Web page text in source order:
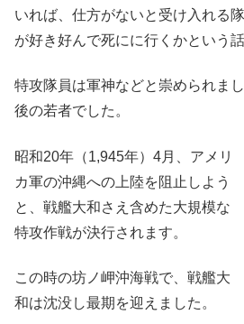
いれば、仕方がないと受け入れる
が好き好んで死にに行くかという話
特攻隊員は軍神などと崇められま
後の若者でした。
昭和20年（1,945年）4月、アメリ
カ軍の沖縄への上陸を阻止しよう
と、戦艦大和さえ含めた大規模な
特攻作戦が決行されます。
この時の坊ノ岬沖海戦で、戦艦大
和は沈没し最期を迎えました。